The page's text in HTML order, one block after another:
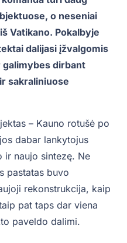
o neseniai
Vatikano. Pokalbyje
dalijasi įžvalgomis
galimybes dirbant
sakraliniuose
– Kauno rotušė po
dabar lankytojus
ir naujo sintezę. Ne
pastatas buvo
rekonstrukcija, kaip
pat taps dar viena
paveldo dalimi.